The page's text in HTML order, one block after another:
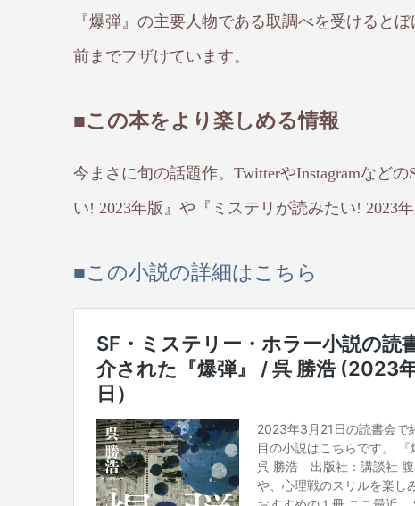
『爆弾』の主要人物である取調べを受けると
前までフザけています。
■この本をより楽しめる情報
今まさに旬の話題作。TwitterやInstagramなど
い! 2023年版』や『ミステリが読みたい! 2023
■この小説の詳細はこちら